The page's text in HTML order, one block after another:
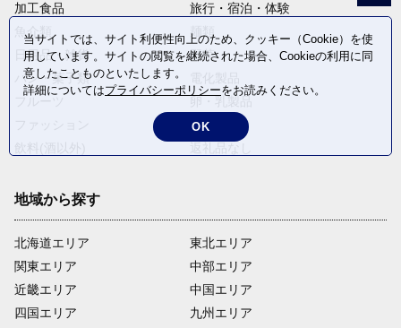
加工食品
旅行・宿泊・体験
魚介類
麺類
日用品・雑貨
野菜
パン・菓子類
卵・乳製品
米・穀物
地域から探す
北海道エリア
関東エリア
近畿エリア
四国エリア
東北エリア
中部エリア
中国エリア
九州エリア
当サイトでは、サイト利便性向上のため、クッキー（Cookie）を使
用しています。サイトの閲覧を継続された場合、Cookieの利用に同
意したことものといたします。
詳細についてはプライバシーポリシーをお読みください。
OK